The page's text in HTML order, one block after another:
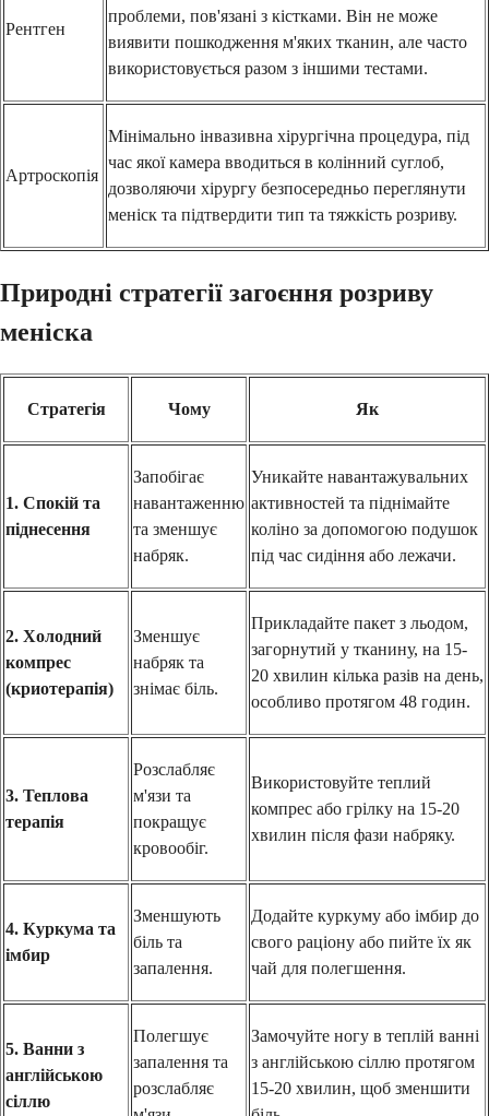
Рентген
проблеми, пов'язані з кістками. Він не може
виявити пошкодження м'яких тканин, але часто
використовується разом з іншими тестами.
Артроскопія
Мінімально інвазивна хірургічна процедура, під
час якої камера вводиться в колінний суглоб,
дозволяючи хірургу безпосередньо переглянути
меніск та підтвердити тип та тяжкість розриву.
Природні стратегії загоєння розриву
меніска
Стратегія Чому Як
1. Спокій та
піднесення
Запобігає
навантаженню
та зменшує
набряк.
Уникайте навантажувальних
активностей та піднімайте
коліно за допомогою подушок
під час сидіння або лежачи.
2. Холодний
компрес
(криотерапія)
Зменшує
набряк та
знімає біль.
Прикладайте пакет з льодом,
загорнутий у тканину, на 15-
20 хвилин кілька разів на день,
особливо протягом 48 годин.
3. Теплова
терапія
Розслабляє
м'язи та
покращує
кровообіг.
Використовуйте теплий
компрес або грілку на 15-20
хвилин після фази набряку.
4. Куркума та
імбир
Зменшують
біль та
запалення.
Додайте куркуму або імбир до
свого раціону або пийте їх як
чай для полегшення.
5. Ванни з
англійською
сіллю
Полегшує
запалення та
розслабляє
Замочуйте ногу в теплій ванні
з англійською сіллю протягом
15-20 хвилин, щоб зменшити